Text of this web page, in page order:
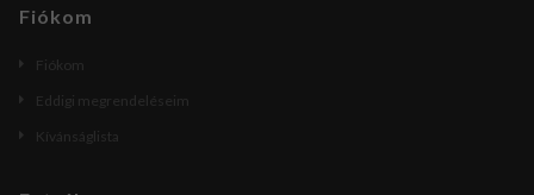
Fiókom
Fiókom
Eddigi megrendeléseim
Kívánságlista